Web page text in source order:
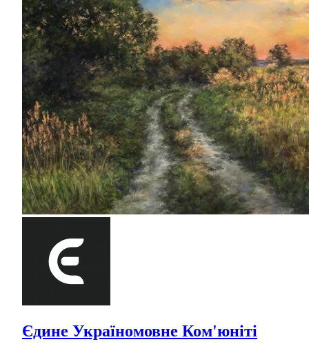
Єдине Україномовне Ком'юніті